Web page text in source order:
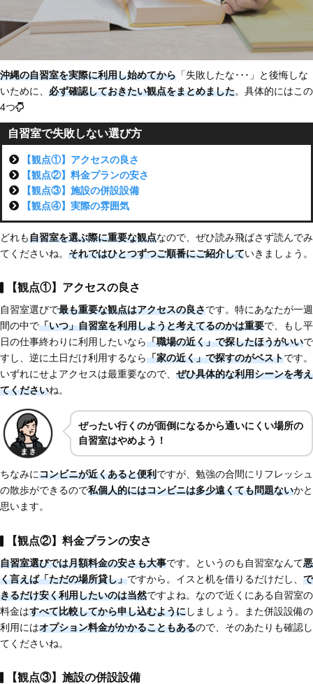
沖縄の自習室を実際に利用し始めてから 「失敗したな･･･」と後悔しな
いために、 必ず確認しておきたい観点をまとめました。具体的にはこの
4つ
自習室で失敗しない選び方
【観点①】アクセスの良さ
【観点②】料金プランの安さ
【観点③】施設の併設設備
【観点④】実際の雰囲気
どれも自習室を選ぶ際に重要な観点なので、ぜひ読み飛ばさず読んでみ
てくださいね。 それではひとつずつご順番にご紹介していきましょう。
【観点①】アクセスの良さ
自習室選びで最も重要な観点はアクセスの良さです。特にあなたが一週
間の中で「いつ」自習室を利用しようと考えてるのかは重要で、もし平
日の仕事終わりに利用したいなら「職場の近く」で探したほうがいいで
すし、逆に土日だけ利用するなら「家の近く」で探すのがベストです。
いずれにせよアクセスは最重要なので、 ぜひ具体的な利用シーンを考え
てくださいね。
ぜったい行くのが面倒になるから通いにくい場所の
自習室はやめよう！
ちなみにコンビニが近くあると便利ですが、勉強の合間にリフレッシュ
の散歩ができるので私個人的にはコンビニは多少遠くても問題ないかと
思います。
【観点②】料金プランの安さ
自習室選びでは月額料金の安さも大事です。というのも自習室なんて悪
く言えば「ただの場所貸し」ですから。イスと机を借りるだけだし、 で
きるだけ安く利用したいのは当然ですよね。なので近くにある自習室の
料金はすべて比較してから申し込むようにしましょう。また併設設備の
利用にはオプション料金がかかることもあるので、そのあたりも確認し
てくださいね。
【観点③】施設の併設設備